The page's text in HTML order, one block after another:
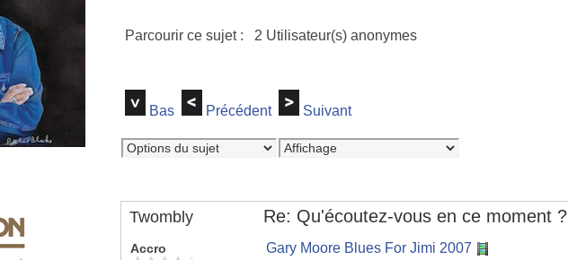
Parcourir ce sujet : 2 Utilisateur(s) anonymes
Bas Précédent Suivant
Twombly Re: Qu'écoutez-vous en ce moment ?
Accro Gary Moore Blues For Jimi 2007